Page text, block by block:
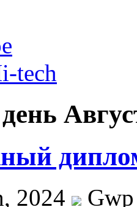
tech
2024
Gwp